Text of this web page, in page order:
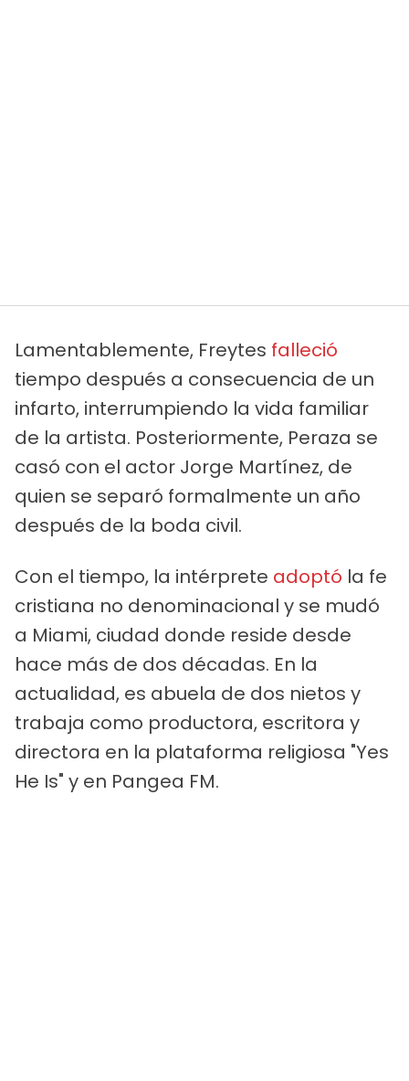
Lamentablemente, Freytes falleció
tiempo después a consecuencia de un
infarto, interrumpiendo la vida familiar
de la artista. Posteriormente, Peraza se
casó con el actor Jorge Martínez, de
quien se separó formalmente un año
después de la boda civil.
Con el tiempo, la intérprete adoptó la fe
cristiana no denominacional y se mudó
a Miami, ciudad donde reside desde
hace más de dos décadas. En la
actualidad, es abuela de dos nietos y
trabaja como productora, escritora y
directora en la plataforma religiosa "Yes
He Is" y en Pangea FM.